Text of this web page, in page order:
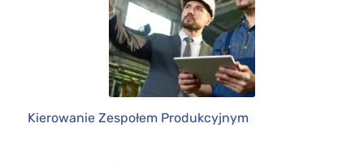
Kierowanie Zespołem Produkcyjnym